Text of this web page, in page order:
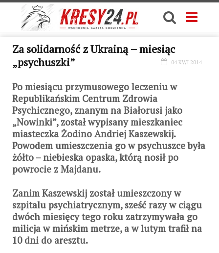
Za solidarność z Ukrainą – miesiąc
„psychuszki”
04 KWI 2014
Po miesiącu przymusowego leczeniu w
Republikańskim Centrum Zdrowia
Psychicznego, znanym na Białorusi jako
„Nowinki”, został wypisany mieszkaniec
miasteczka Żodino Andriej Kaszewskij.
Powodem umieszczenia go w psychuszce była
żółto – niebieska opaska, którą nosił po
powrocie z Majdanu.
Zanim Kaszewskij został umieszczony w
szpitalu psychiatrycznym, sześć razy w ciągu
dwóch miesięcy tego roku zatrzymywała go
milicja w mińskim metrze, a w lutym trafił na
10 dni do aresztu.